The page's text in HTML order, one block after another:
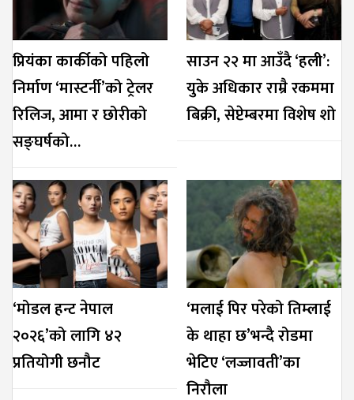
प्रियंका कार्कीको पहिलो
निर्माण ‘मास्टर्नी’को ट्रेलर
रिलिज, आमा र छोरीको
सङ्घर्षको…
साउन २२ मा आउँदै ‘हली’:
युके अधिकार राम्रै रकममा
बिक्री, सेप्टेम्बरमा विशेष शो
‘मोडल हन्ट नेपाल
२०२६’को लागि ४२
प्रतियोगी छनौट
‘मलाई पिर परेको तिम्लाई
के थाहा छ’भन्दै रोडमा
भेटिए ‘लज्जावती’का
निरौला